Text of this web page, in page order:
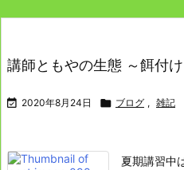
講師ともやの生態 ～餌付け
 2020年8月24日  ブログ , 雑記
夏期講習中